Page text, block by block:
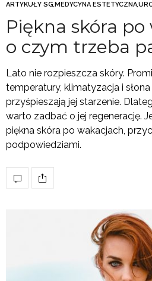
ARTYKUŁY SG,MEDYCYNA ESTETYCZNA,
Piękna skóra
o czym trzeba
Lato nie rozpieszcza skóry.
temperatury, klimatyzacja i
przyśpieszają jej starzenie.
warto zadbać o jej regenerację.
piękna skóra po wakacjach,
podpowiedziami.